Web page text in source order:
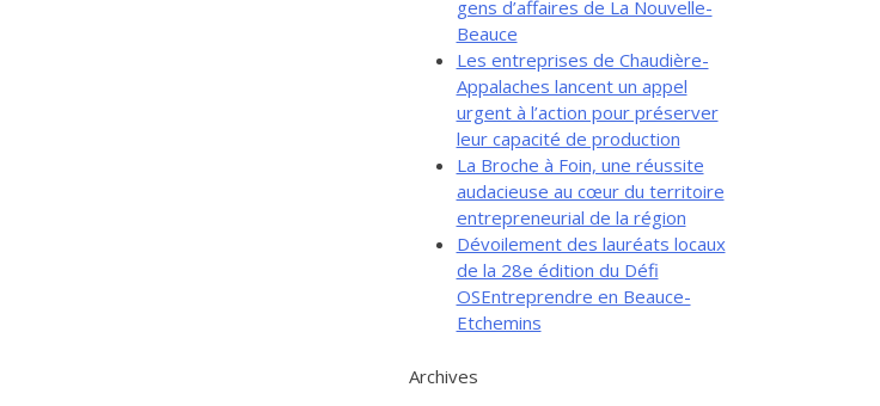
gens d’affaires de La Nouvelle-
Beauce
Les entreprises de Chaudière-
Appalaches lancent un appel
urgent à l’action pour préserver
leur capacité de production
La Broche à Foin, une réussite
audacieuse au cœur du territoire
entrepreneurial de la région
Dévoilement des lauréats locaux
de la 28e édition du Défi
OSEntreprendre en Beauce-
Etchemins
Archives